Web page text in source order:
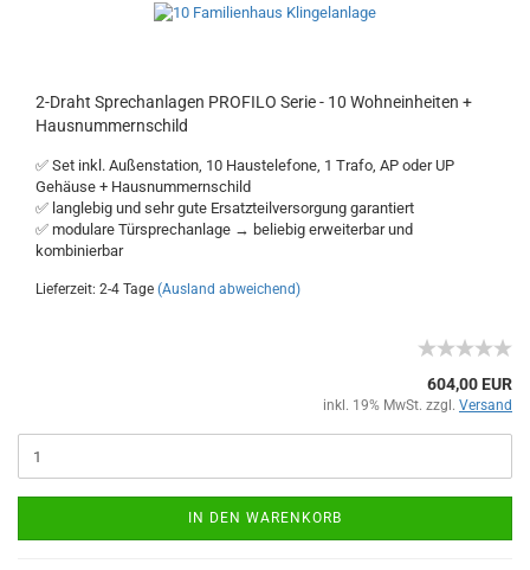
2-Draht Sprechanlagen PROFILO Serie - 10 Wohneinheiten +
Hausnummernschild
✅ Set inkl. Außenstation, 10 Haustelefone, 1 Trafo, AP oder UP
Gehäuse + Hausnummernschild
✅ langlebig und sehr gute Ersatzteilversorgung garantiert
✅ modulare Türsprechanlage → beliebig erweiterbar und
kombinierbar
Lieferzeit: 2-4 Tage (Ausland abweichend)
604,00 EUR
inkl. 19% MwSt. zzgl. Versand
IN DEN WARENKORB